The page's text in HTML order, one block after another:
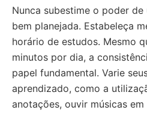
Nunca subestime o poder
bem planejada. Estabeleça
horário de estudos. Mesmo
minutos por dia, a
papel fundamental. Varie
aprendizado, como a
anotações, ouvir músicas